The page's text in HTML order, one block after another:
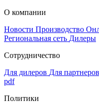
О компании
Новости Производство
Региональная сеть Дилеры
Сотрудничество
Для дилеров Для партнеров
pdf
Политики